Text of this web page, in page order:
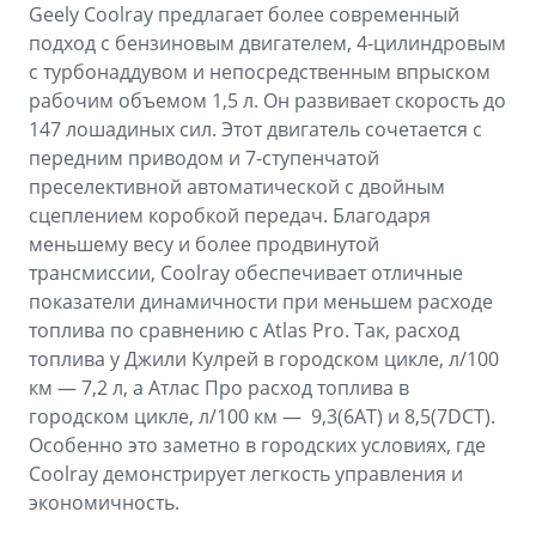
Geely Coolray предлагает более современный
подход с бензиновым двигателем, 4-цилиндровым
c турбонаддувом и непосредственным впрыском
рабочим объемом 1,5 л. Он развивает скорость до
147 лошадиных сил. Этот двигатель сочетается с
передним приводом и 7-ступенчатой
преселективной автоматической с двойным
сцеплением коробкой передач. Благодаря
меньшему весу и более продвинутой
трансмиссии, Coolray обеспечивает отличные
показатели динамичности при меньшем расходе
топлива по сравнению с Atlas Pro. Так, расход
топлива у Джили Кулрей в городском цикле, л/100
км — 7,2 л, а Атлас Про расход топлива в
городском цикле, л/100 км — 9,3(6АТ) и 8,5(7DCT).
Особенно это заметно в городских условиях, где
Coolray демонстрирует легкость управления и
экономичность.